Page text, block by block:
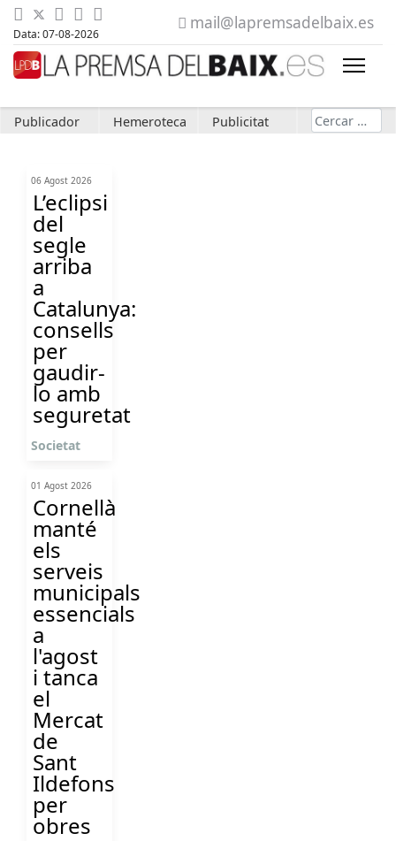
Data: 07-08-2026
mail@lapremsadelbaix.es
Publicador Hemeroteca Publicitat Cerca
06 Agost 2026
L’eclipsi
del
segle
arriba
a
Catalunya:
consells
per
gaudir-
lo amb
seguretat
Societat
01 Agost 2026
Cornellà
manté
els
serveis
municipals
essencials
a
l'agost
i tanca
el
Mercat
de
Sant
Ildefons
per
obres